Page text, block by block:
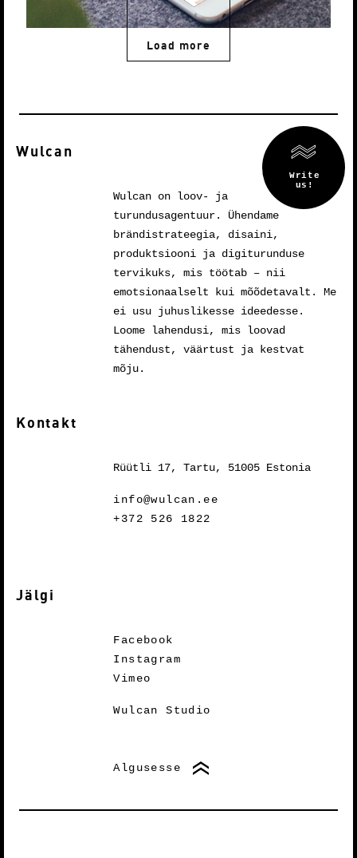
Load more
Wulcan
Wulcan on loov- ja
turundusagentuur. Ühendame
brändistrateegia, disaini,
produktsiooni ja digiturunduse
tervikuks, mis töötab – nii
emotsionaalselt kui mõõdetavalt. Me
ei usu juhuslikesse ideedesse.
Loome lahendusi, mis loovad
tähendust, väärtust ja kestvat
mõju.
Kontakt
Rüütli 17, Tartu, 51005 Estonia
info@wulcan.ee
+372 526 1822
Jälgi
Facebook
Instagram
Vimeo
Wulcan Studio
Algusesse